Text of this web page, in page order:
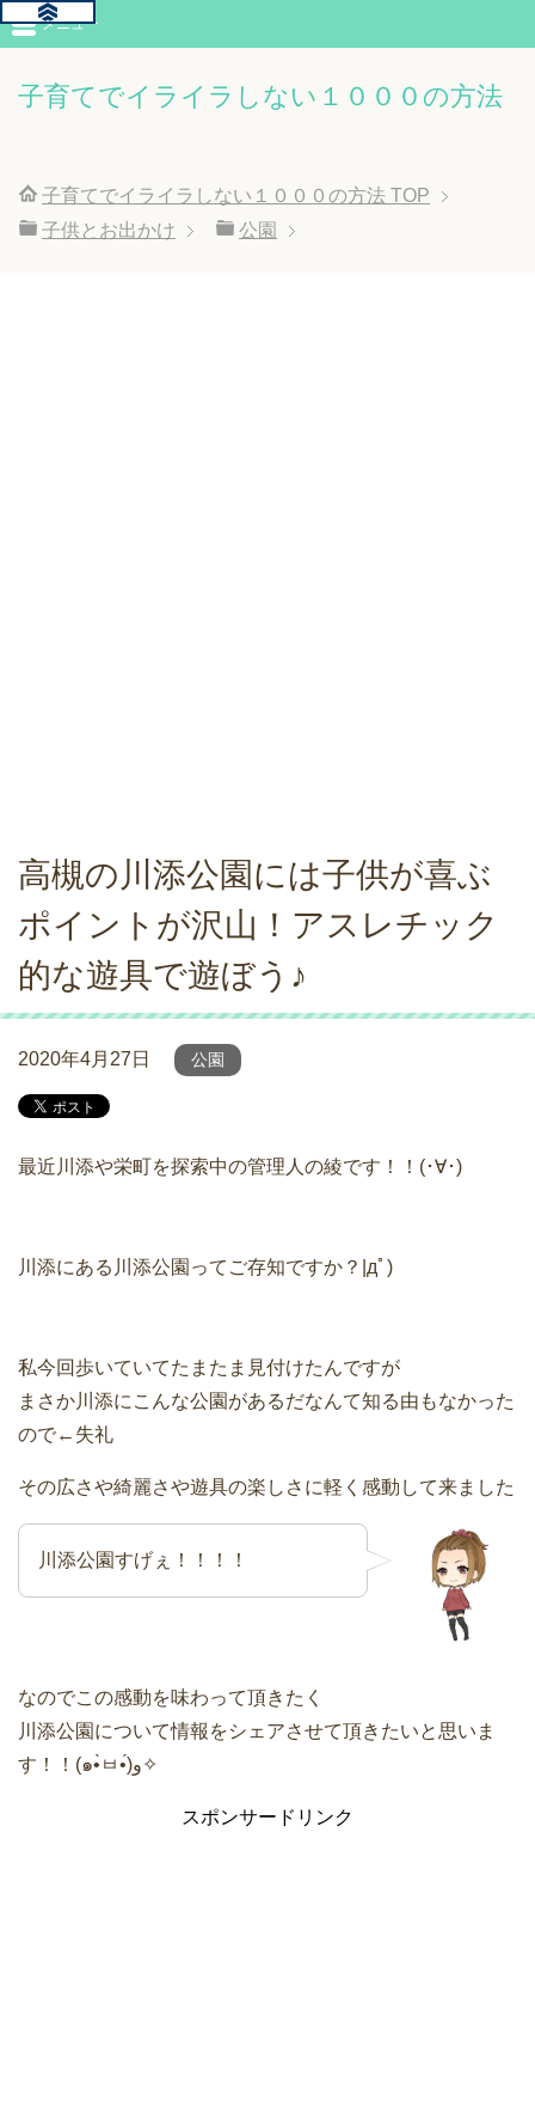
子育てでイライラしない１０００の方法
メニュー
子育てでイライラしない１０００の方法 TOP
子供とお出かけ
公園
高槻の川添公園には子供が喜ぶ
ポイントが沢山！アスレチック
的な遊具で遊ぼう♪
2020年4月27日 公園
最近川添や栄町を探索中の管理人の綾です！！(･∀･)
川添にある川添公園ってご存知ですか？|дﾟ)
私今回歩いていてたまたま見付けたんですが
まさか川添にこんな公園があるだなんて知る由もなかった
ので←失礼
その広さや綺麗さや遊具の楽しさに軽く感動して来ました
川添公園すげぇ！！！！
なのでこの感動を味わって頂きたく
川添公園について情報をシェアさせて頂きたいと思いま
す！！(๑•̀ㅂ•́)و✧
スポンサードリンク